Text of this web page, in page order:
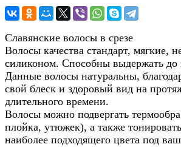
Славянские волосы в срезе
Волосы качества стандарт, мягкие,
силиконом. Способны выдержать до
Данные волосы натуральны,
свой блеск и здоровый вид на
длительного времени.
Волосы можно подвергать
плойка, утюжек), а также
наиболее подходящего цвета под